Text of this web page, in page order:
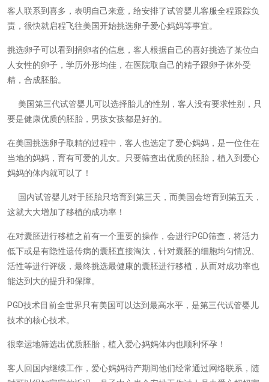
客人联系到喜多，表明自己来意，给安排了试管婴儿客服全程跟踪负
责，很快就启程飞往美国开始挑选卵子爱心妈妈等事宜。
挑选卵子可以看到捐卵者的信息，客人根据自己的喜好挑选了某位白
人女性的卵子，学历外形均佳，在医院取自己的精子跟卵子体外受
精，合成胚胎。
美国第三代试管婴儿可以选择胎儿的性别，客人没有要求性别，只
要是健康优质的胚胎，男孩女孩都是好的。
在美国挑选卵子取精的过程中，客人也选定了爱心妈妈，是一位住在
当地的妈妈，育有可爱的儿女。只要筛查出优质的胚胎，植入到爱心
妈妈的体内就可以了！
国内试管婴儿对于胚胎只培育到第三天，而美国会培育到第五天，
这就大大增加了移植的成功率！
在对囊胚进行移植之前有一个重要的操作，会进行PGD筛查，将活力
低下或是有隐性遗传病的囊胚直接淘汰，针对囊胚的细胞均匀情况、
活性等进行评级，最终挑选最健康的囊胚进行移植，从而对成功率也
能达到大的提升和保障。
PGD技术目前全世界只有美国可以达到最高水平，是第三代试管婴儿
技术的核心技术。
很幸运地筛选出优质胚胎，植入爱心妈妈体内也顺利怀孕！
客人回国内继续工作，爱心妈妈待产期间他们经常通过网络联系，随